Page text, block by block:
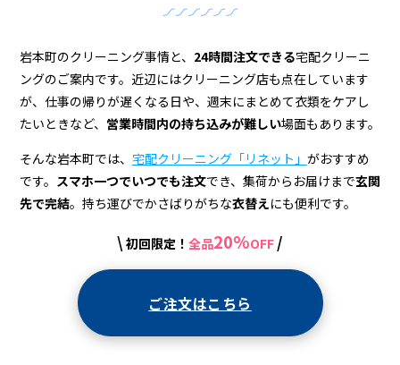
岩本町のクリーニング事情と、 24時間注文できる宅配クリーニ
ングのご案内です。近辺にはクリーニング店も点在しています
が、仕事の帰りが遅くなる日や、週末にまとめて衣類をケアし
たいときなど、 営業時間内の持ち込みが難しい場面もあります。
そんな岩本町では、 宅配クリーニング「リネット」 がおすすめ
です。 スマホ一つでいつでも注文でき、集荷からお届けまで玄関
先で完結。持ち運びでかさばりがちな衣替えにも便利です。
\ 初回限定！ 全品20%OFF /
ご注文はこちら